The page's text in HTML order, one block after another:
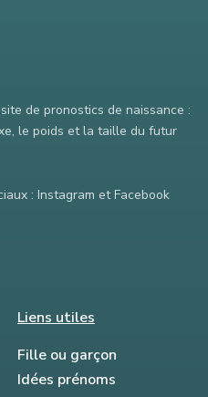
de pronostics de naissance :
le poids et la taille du futur
: Instagram et Facebook
Liens utiles
Fille ou garçon
Idées prénoms